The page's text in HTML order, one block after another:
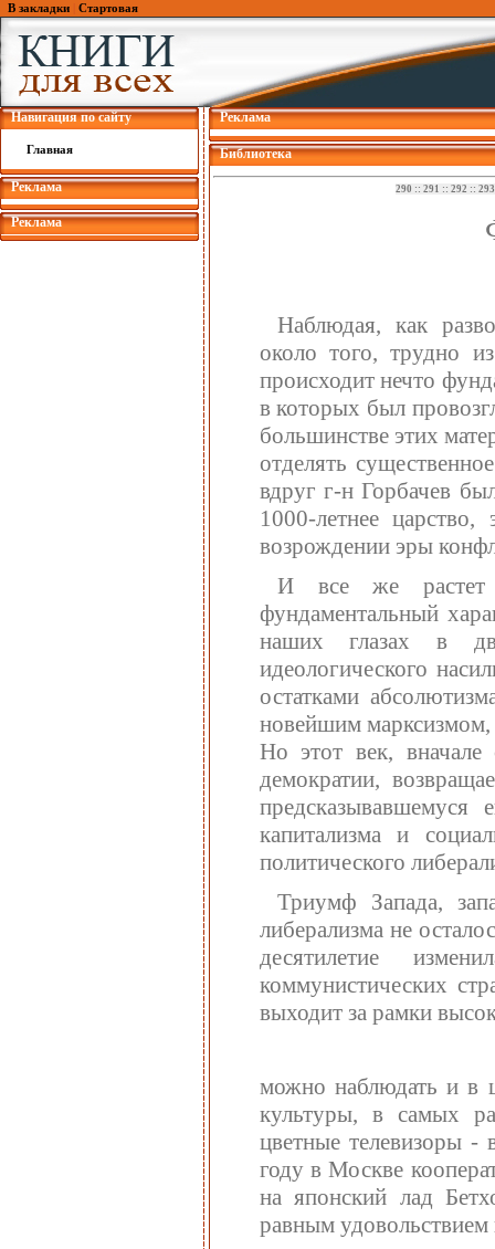
В закладки Стартовая
Навигация по сайту
Главная
Реклама
Реклама
Реклама
Библиотека
290 :: 291 :: 292 :: 293
Наблюдая, как
около того, трудно
происходит нечто
в которых был
большинстве этих
отделять
вдруг г-н Горбачев
1000-летнее
возрождении эры
И все же растет
фундаментальный
наших глазах в
идеологического
остатками
новейшим марксизмом,
Но этот век, вначале
демократии,
капитализма и
политического
Триумф Запада,
либерализма не
десятилетие
коммунистических
выходит за рамки
можно наблюдать и в
культуры, в самых
цветные телевизоры
году в Москве
на японский лад
равным